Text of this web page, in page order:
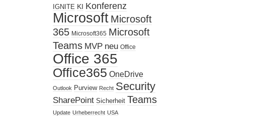
IGNITE KI Konferenz
Microsoft Microsoft
365 Microsoft365 Microsoft
Teams MVP neu Office
Office 365
Office365 OneDrive
Outlook Purview Recht Security
SharePoint Sicherheit Teams
Update Urheberrecht USA